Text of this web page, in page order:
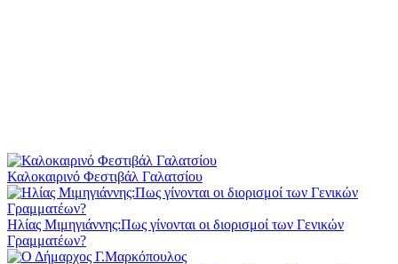
Καλοκαιρινό Φεστιβάλ Γαλατσίου
Ηλίας Μιμηγιάννης:Πως γίνονται οι διορισμοί των Γενικών
Γραμματέων?